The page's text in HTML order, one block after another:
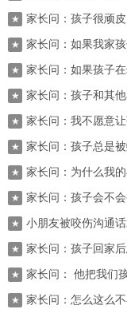
★ 家长问：孩子很顽
时触碰到一些不安..
★ 家长问：如果我家
么办?
★ 家长问：如果孩子
★ 家长问：孩子和其
做?
★ 家长问：我不愿意
点?
★ 家长问：孩子总是
★ 家长问：为什么我
打?
★ 家长问：孩子会不
★ 小朋友被咬伤沟通
★ 家长问：孩子回家
是怎么回事?
★ 家长问： 他把我们
子？
★ 家长问：怎么这么